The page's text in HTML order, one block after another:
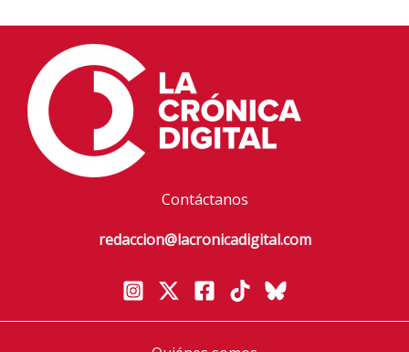
Contáctanos
redaccion@lacronicadigital.com